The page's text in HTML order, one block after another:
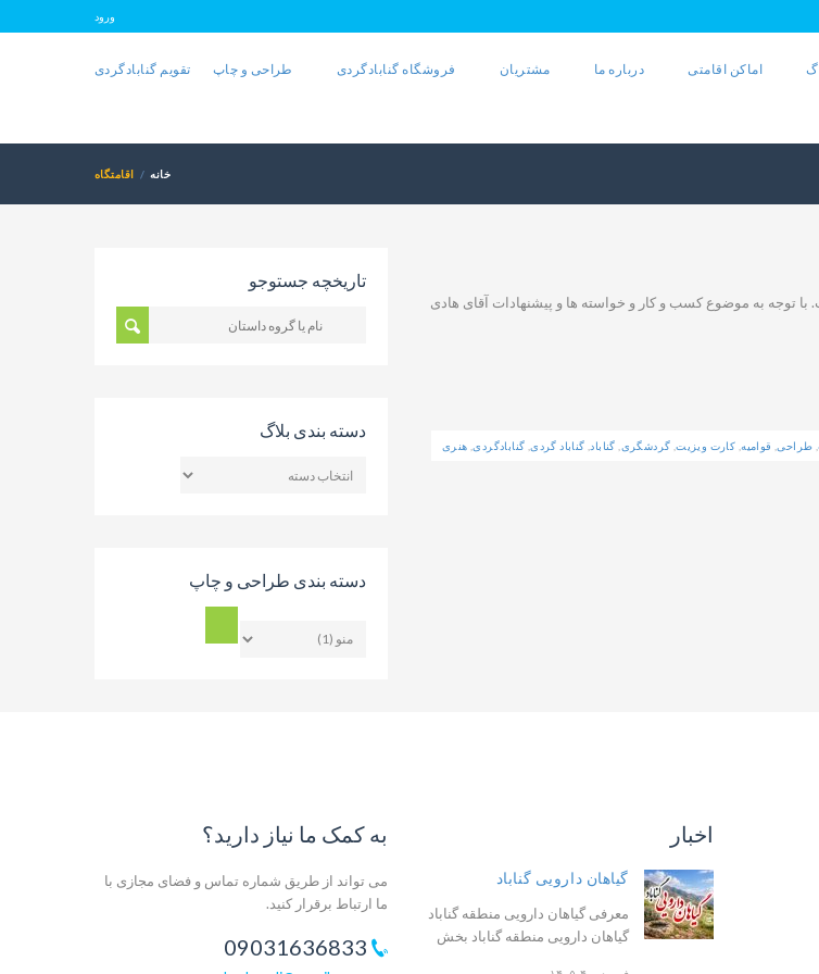
ورود
اماکن اقامتی درباره ما مشتریان فروشگاه گنابادگردی طراحی و چاپ تقویم گنابادگردی
خانه اقامتگاه
توجه به موضوع کسب و کار و خواسته ها و پیشنهادات آقای هادی
, طراحی, قوامیه, کارت ویزیت, گردشگری گناباد گناباد گردی, گنابادگردی, هنری
تاریخچه جستوجو
دسته بندی بلاگ
بندی
دسته بندی طراحی و چاپ
اخبار
گیاهان دارویی گناباد
معرفی گیاهان دارویی منطقه گناباد
گیاهان دارویی منطقه گناباد بخش
به کمک ما نیاز دارید؟
می تواند از طریق شماره تماس و فضای مجازی با
ما ارتباط برقرار کنید.